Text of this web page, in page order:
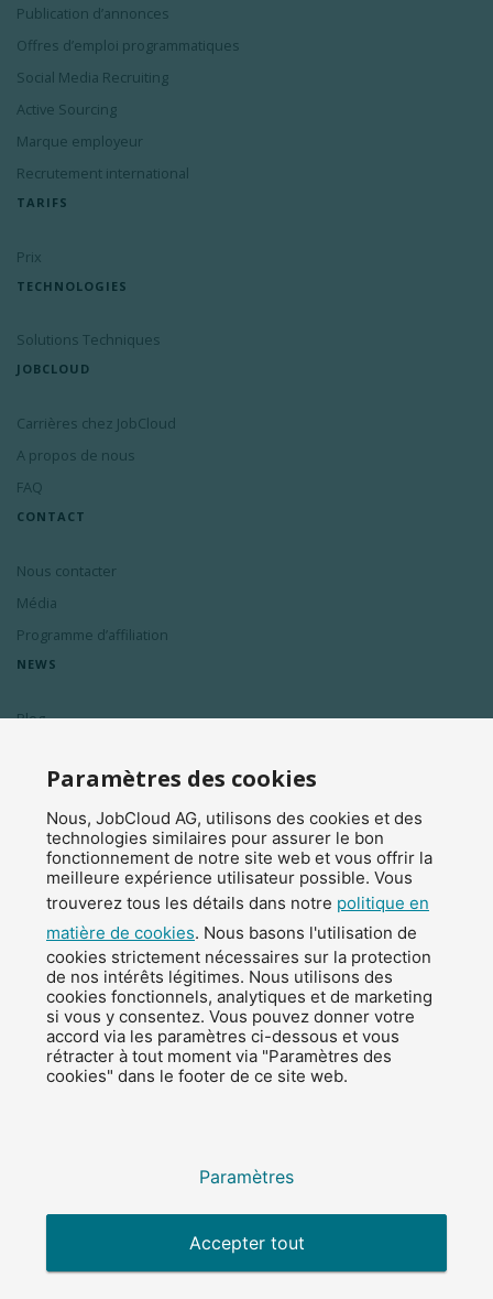
Publication d’annonces
Offres d’emploi programmatiques
Social Media Recruiting
Active Sourcing
Marque employeur
Recrutement international
TARIFS
Prix
TECHNOLOGIES
Solutions Techniques
JOBCLOUD
Carrières chez JobCloud
A propos de nous
FAQ
CONTACT
Nous contacter
Média
Programme d’affiliation
NEWS
Blog
© 2026 JobCloud — Tous droits réservés
Mentions légales
Protection des données
régulièrement nos conseils RH pour leurs recrutements.
Paramètres des cookies
Nous, JobCloud AG, utilisons des cookies et des
technologies similaires pour assurer le bon
fonctionnement de notre site web et vous offrir la
meilleure expérience utilisateur possible. Vous
trouverez tous les détails dans notre politique en
matière de cookies. Nous basons l'utilisation de
cookies strictement nécessaires sur la protection
de nos intérêts légitimes. Nous utilisons des
cookies fonctionnels, analytiques et de marketing
si vous y consentez. Vous pouvez donner votre
accord via les paramètres ci-dessous et vous
rétracter à tout moment via "Paramètres des
cookies" dans le footer de ce site web.
Paramètres
Accepter tout